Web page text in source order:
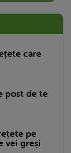
care
post de te
pe
vei greși